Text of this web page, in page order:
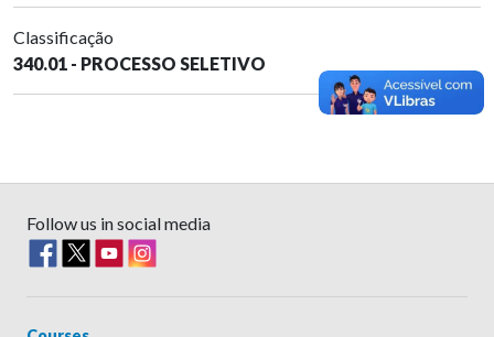
Classificação
340.01 - PROCESSO SELETIVO
Follow us in social media